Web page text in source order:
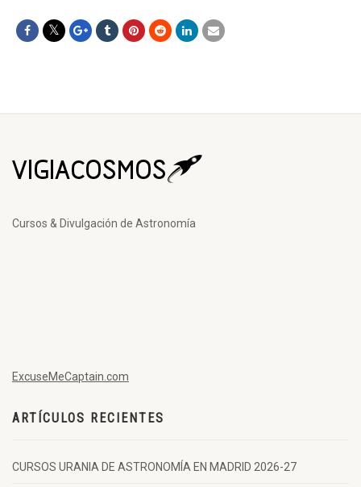
Cursos & Divulgación de Astronomía
ExcuseMeCaptain.com
ARTÍCULOS RECIENTES
CURSOS URANIA DE ASTRONOMÍA EN MADRID 2026-27